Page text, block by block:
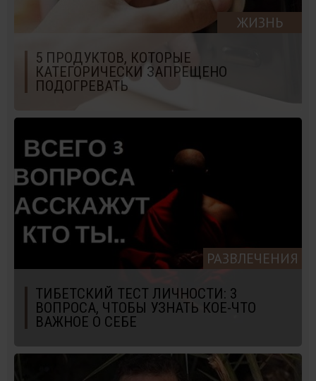
ЖИЗНЬ
5 ПРОДУКТОВ, КОТОРЫЕ
КАТЕГОРИЧЕСКИ ЗАПРЕЩЕНО
ПОДОГРЕВАТЬ
РАЗВЛЕЧЕНИЯ
ТИБЕТСКИЙ ТЕСТ ЛИЧНОСТИ: 3
ВОПРОСА, ЧТОБЫ УЗНАТЬ КОЕ-ЧТО
ВАЖНОЕ О СЕБЕ